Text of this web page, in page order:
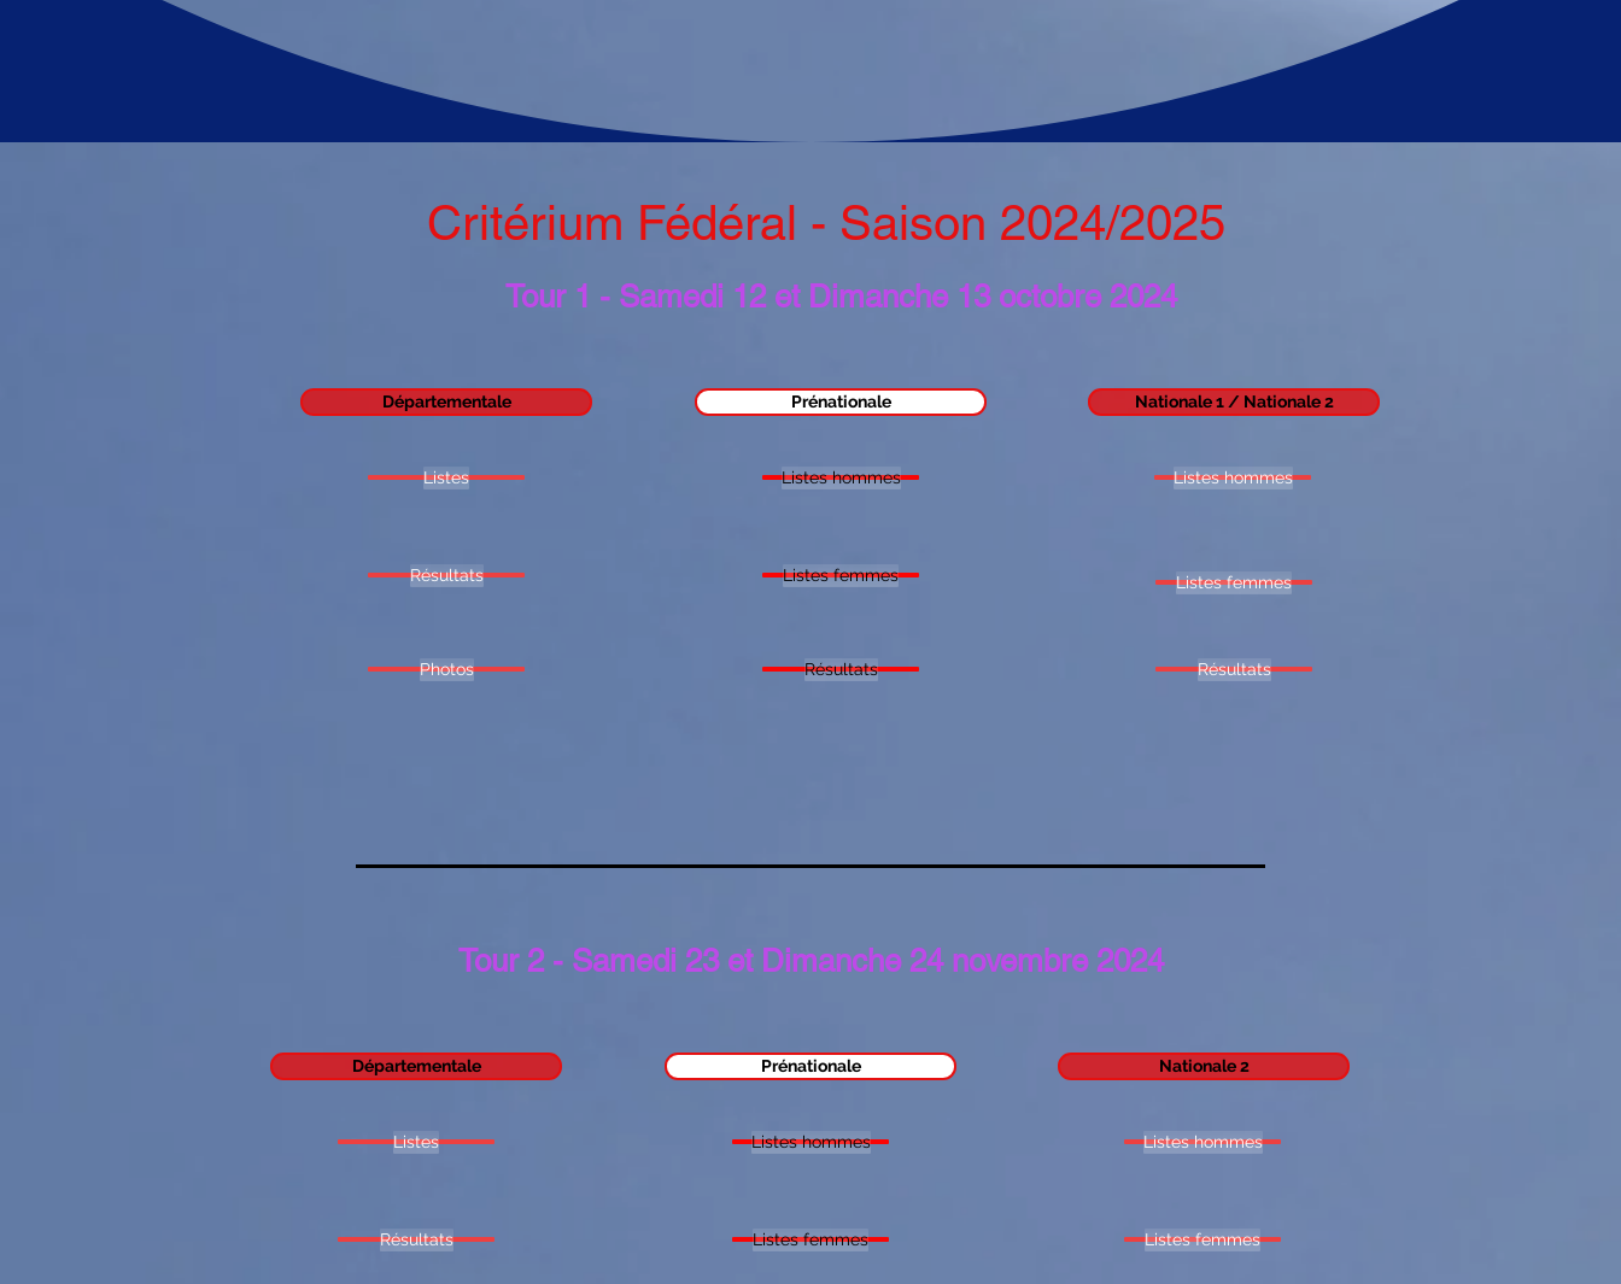
Critérium Fédéral - Saison 2024/2025
Tour 1 - Samedi 12 et Dimanche 13 octobre 2024
Départementale
Listes
Résultats
Photos
Prénationale
Listes hommes
Listes femmes
Résultats
Nationale 1 / Nationale 2
Listes hommes
Listes femmes
Résultats
Tour 2 - Samedi 23 et Dimanche 24 novembre 2024
Départementale
Listes
Résultats
Prénationale
Listes hommes
Listes femmes
Nationale 2
Listes hommes
Listes femmes